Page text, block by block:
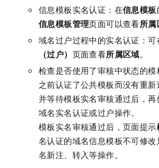
信息模板实名认证：在信息模板
信息模板管理页面可以查看所属
域名过户过程中的实名认证：可
（过户） 页面查看所属区域。
检查是否使用了审核中状态的
之前认证了公共模板而没有重
并等待模板实名审核通过后，
域名实名认证或过户操作。
模板实名审核通过后，页面提示
名认证的域名信息模板不可修
名新注、转入等操作。